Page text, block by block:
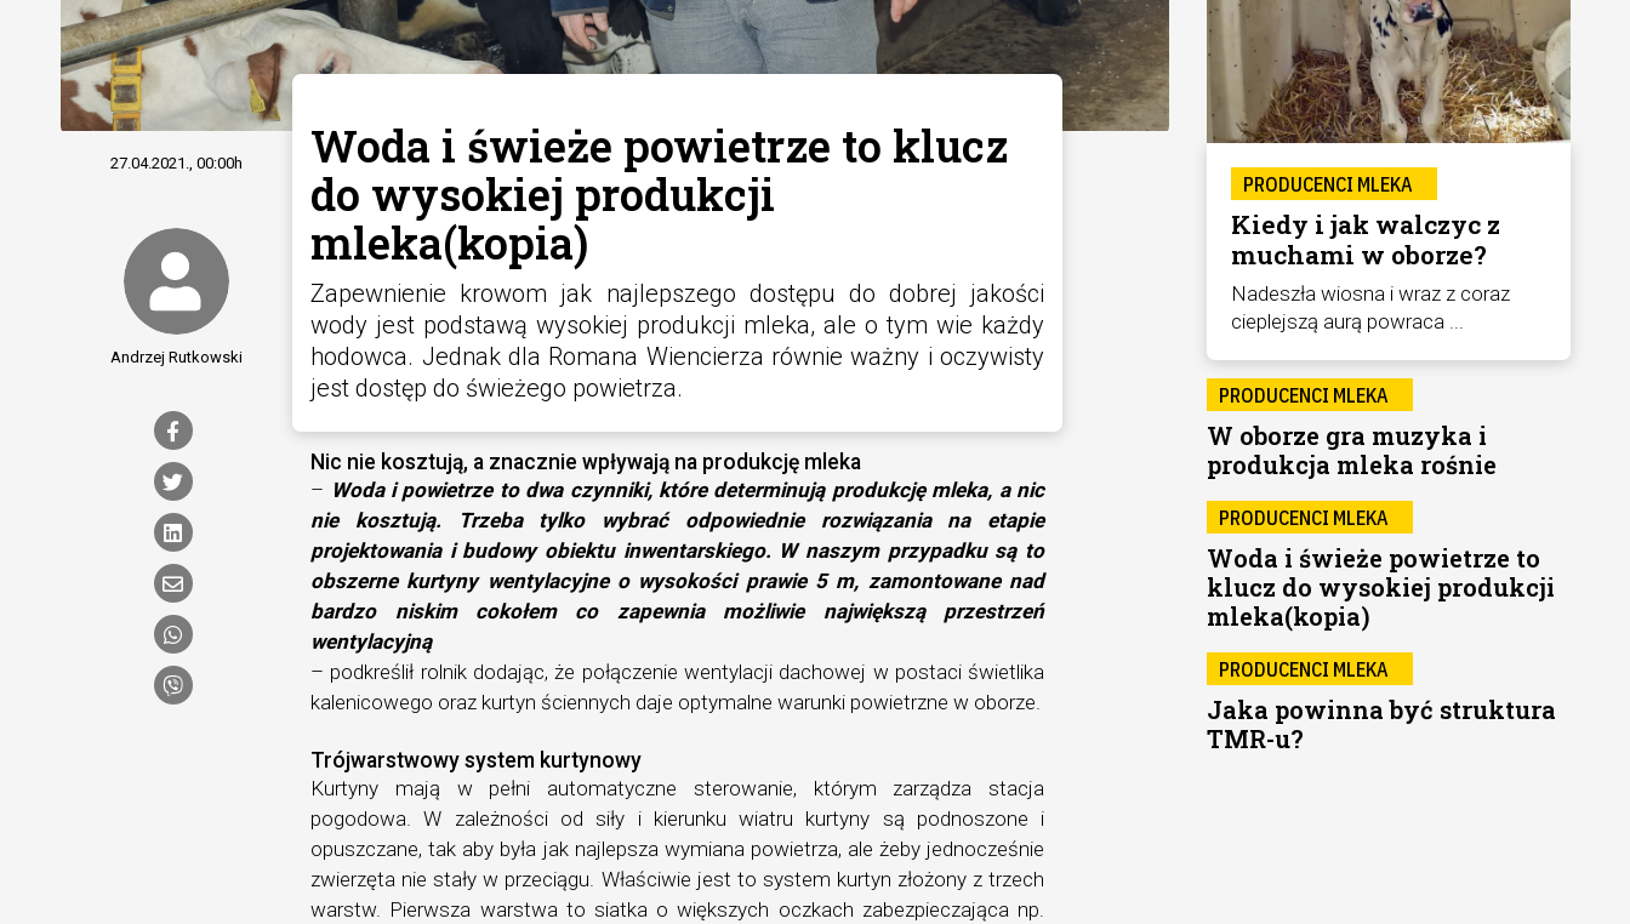
Woda i świeże powietrze to klucz
do wysokiej produkcji
mleka(kopia)
Zapewnienie krowom jak najlepszego dostępu do dobrej jakości
wody jest podstawą wysokiej produkcji mleka, ale o tym wie każdy
hodowca. Jednak dla Romana Wiencierza równie ważny i oczywisty
jest dostęp do świeżego powietrza.
27.04.2021., 00:00h
Andrzej Rutkowski
Nic nie kosztują, a znacznie wpływają na produkcję mleka
– Woda i powietrze to dwa czynniki, które determinują produkcję mleka, a nic
nie kosztują. Trzeba tylko wybrać odpowiednie rozwiązania na etapie
projektowania i budowy obiektu inwentarskiego. W naszym przypadku są to
obszerne kurtyny wentylacyjne o wysokości prawie 5 m, zamontowane nad
bardzo niskim cokołem co zapewnia możliwie największą przestrzeń
wentylacyjną
– podkreślił rolnik dodając, że połączenie wentylacji dachowej w postaci świetlika
kalenicowego oraz kurtyn ściennych daje optymalne warunki powietrzne w oborze.
Trójwarstwowy system kurtynowy
Kurtyny mają w pełni automatyczne sterowanie, którym zarządza stacja
pogodowa. W zależności od siły i kierunku wiatru kurtyny są podnoszone i
opuszczane, tak aby była jak najlepsza wymiana powietrza, ale żeby jednocześnie
zwierzęta nie stały w przeciągu. Właściwie jest to system kurtyn złożony z trzech
warstw. Pierwsza warstwa to siatka o większych oczkach zabezpieczająca np.
PRODUCENCI MLEKA
Kiedy i jak walczyc z
muchami w oborze?
Nadeszła wiosna i wraz z coraz
cieplejszą aurą powraca ...
PRODUCENCI MLEKA
W oborze gra muzyka i
produkcja mleka rośnie
PRODUCENCI MLEKA
Woda i świeże powietrze to
klucz do wysokiej produkcji
mleka(kopia)
PRODUCENCI MLEKA
Jaka powinna być struktura
TMR-u?